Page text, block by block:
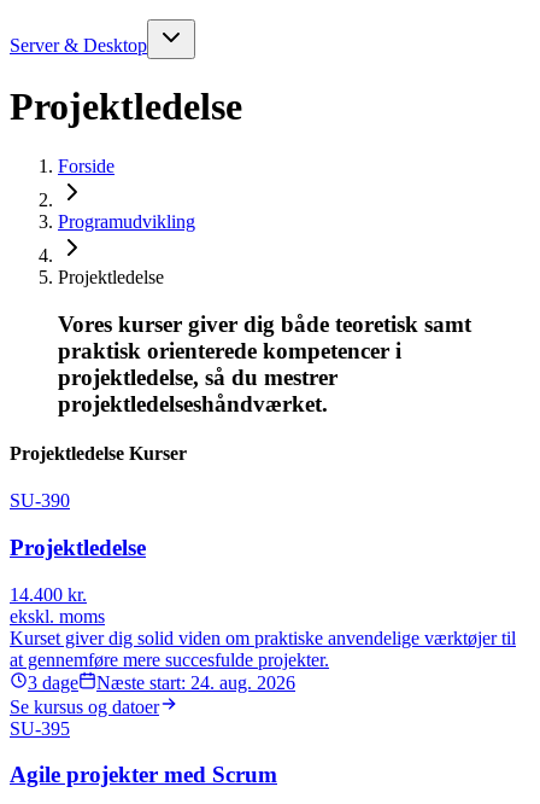
Server & Desktop
Projektledelse
Forside
Programudvikling
Projektledelse
Vores kurser giver dig både teoretisk samt
praktisk orienterede kompetencer i
projektledelse, så du mestrer
projektledelseshåndværket.
Projektledelse Kurser
SU-390
Projektledelse
14.400 kr.
ekskl. moms
Kurset giver dig solid viden om praktiske anvendelige værktøjer til
at gennemføre mere succesfulde projekter.
3 dage Næste start: 24. aug. 2026
Se kursus og datoer
SU-395
Agile projekter med Scrum